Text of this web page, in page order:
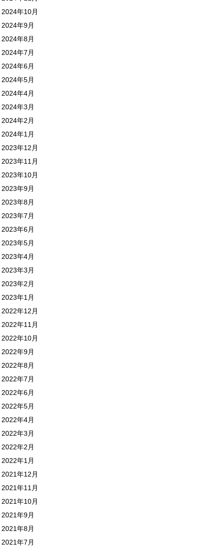
2024年10月
2024年9月
2024年8月
2024年7月
2024年6月
2024年5月
2024年4月
2024年3月
2024年2月
2024年1月
2023年12月
2023年11月
2023年10月
2023年9月
2023年8月
2023年7月
2023年6月
2023年5月
2023年4月
2023年3月
2023年2月
2023年1月
2022年12月
2022年11月
2022年10月
2022年9月
2022年8月
2022年7月
2022年6月
2022年5月
2022年4月
2022年3月
2022年2月
2022年1月
2021年12月
2021年11月
2021年10月
2021年9月
2021年8月
2021年7月